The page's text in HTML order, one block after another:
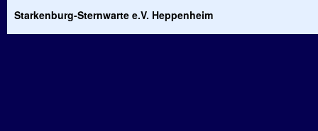
Starkenburg-Sternwarte e.V. Heppenheim